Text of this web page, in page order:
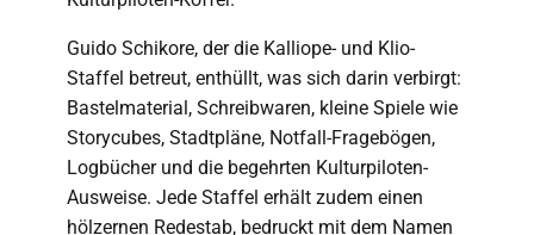
Guido Schikore, der die Kalliope- und Klio-
Staffel betreut, enthüllt, was sich darin verbirgt:
Bastelmaterial, Schreibwaren, kleine Spiele wie
Storycubes, Stadtpläne, Notfall-Fragebögen,
Logbücher und die begehrten Kulturpiloten-
Ausweise. Jede Staffel erhält zudem einen
hölzernen Redestab, bedruckt mit dem Namen